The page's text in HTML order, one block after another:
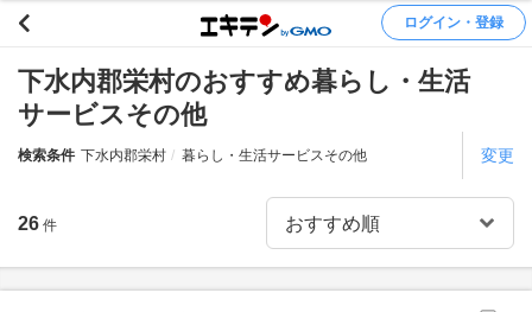
ログイン・登録
下水内郡栄村のおすすめ暮らし・生活
サービスその他
検索条件 下水内郡栄村 暮らし・生活サービスその他 変更
26 件